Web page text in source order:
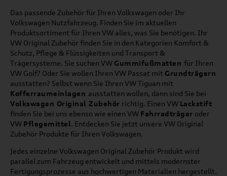
Das passende Zubehör für Ihren Volkswagen oder Ihr
Volkswagen Nutzfahrzeug. Finden Sie im aktuellen
Produktsortiment für Ihren VW alles, was Sie benötigen. Ihr
VW Original Zubehör finden Sie in den Kategorien Komfort &
Schutz, Pflege & Flüssigkeiten und Transport &
Trägersysteme. Sie suchen VW Gummifußmatten für Ihren
VW Golf? Oder Sie wollen Ihren VW Passat mit Grundträgern
ausstatten? Selbst wenn Sie Ihren VW Tiguan mit
Kofferraumeinlagen ausstatten wollen, dann sind Sie bei
Volkswagen Original Zubehör richtig. Einen VW Lackstift
finden Sie bei uns ebenso wie einen VW Fahrradträger oder
VW Pflegemittel. Entdecken Sie jetzt unsere VW Original
Zubehör Produkte für Ihren Volkswagen.
Jedes einzelne Volkswagen Original Zubehör Produkt wird
parallel zum Fahrzeug entwickelt und mittels modernster
Fertigungsprozesse aus hochwertigen Materialien hergestellt.